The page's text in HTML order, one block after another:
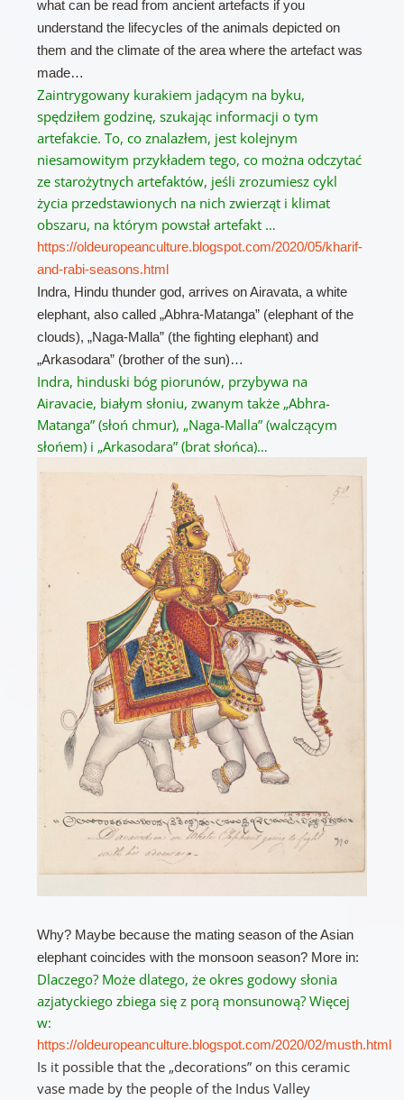
what can be read from ancient artefacts if you
understand the lifecycles of the animals depicted on
them and the climate of the area where the artefact was
made…
Zaintrygowany kurakiem jadącym na byku,
spędziłem godzinę, szukając informacji o tym
artefakcie. To, co znalazłem, jest kolejnym
niesamowitym przykładem tego, co można odczytać
ze starożytnych artefaktów, jeśli zrozumiesz cykl
życia przedstawionych na nich zwierząt i klimat
obszaru, na którym powstał artefakt …
https://oldeuropeanculture.blogspot.com/2020/05/kharif-
and-rabi-seasons.html
Indra, Hindu thunder god, arrives on Airavata, a white
elephant, also called „Abhra-Matanga” (elephant of the
clouds), „Naga-Malla” (the fighting elephant) and
„Arkasodara” (brother of the sun)…
Indra, hinduski bóg piorunów, przybywa na
Airavacie, białym słoniu, zwanym także „Abhra-
Matanga” (słoń chmur), „Naga-Malla” (walczącym
słońem) i „Arkasodara” (brat słońca)…
Why? Maybe because the mating season of the Asian
elephant coincides with the monsoon season? More in:
Dlaczego? Może dlatego, że okres godowy słonia
azjatyckiego zbiega się z porą monsunową? Więcej
w:
https://oldeuropeanculture.blogspot.com/2020/02/musth.html
Is it possible that the „decorations” on this ceramic
vase made by the people of the Indus Valley